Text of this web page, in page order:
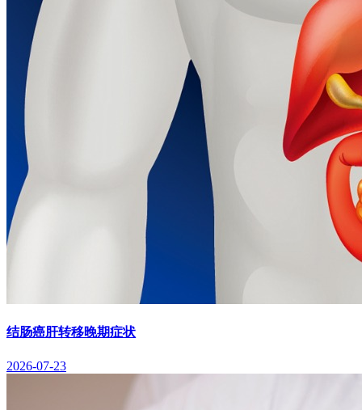
结肠癌肝转移晚期症状
2026-07-23